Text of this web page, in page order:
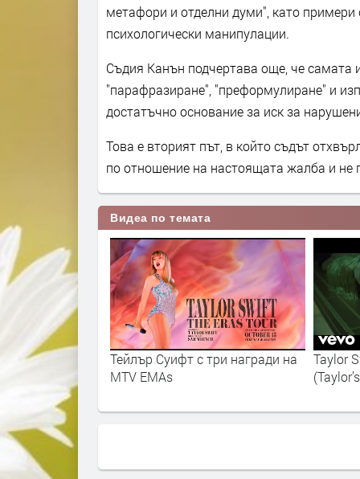
метафори и отделни думи", като
психологически манипулации.
Съдия Канън подчертава още, че самата
"парафразиране", "преформулиране" и
достатъчно основание за иск за
Това е вторият път, в който съдът
по отношение на настоящата жалба и не
Видеа по темата
с три награди на
Taylor Swift - I Can See You
(Taylor’s Version)